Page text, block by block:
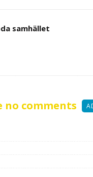
samhället
no comments